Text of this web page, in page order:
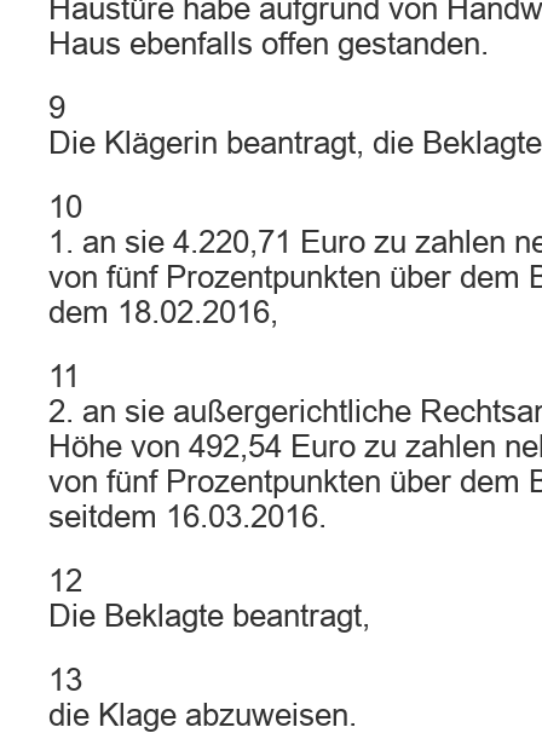
Haustüre habe aufgrund von
Haus ebenfalls offen gestanden.
9
Die Klägerin beantragt, die
10
1. an sie 4.220,71 Euro zu zahlen
von fünf Prozentpunkten über dem
dem 18.02.2016,
11
2. an sie außergerichtliche
Höhe von 492,54 Euro zu zahlen
von fünf Prozentpunkten über dem
seitdem 16.03.2016.
12
Die Beklagte beantragt,
13
die Klage abzuweisen.